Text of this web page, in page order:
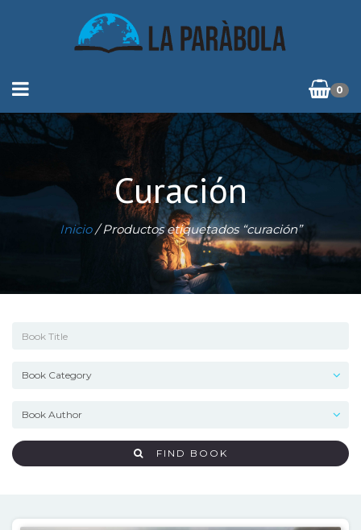
0
Curación
Inicio/ Productos etiquetados “curación”
FIND BOOK